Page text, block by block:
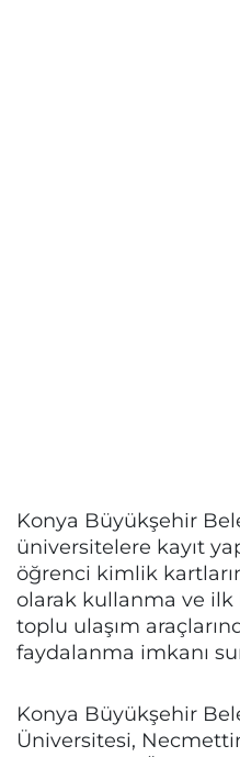
Konya Büyükşehir
üniversitelere kayıt
öğrenci kimlik
olarak kullanma ve
toplu ulaşım
faydalanma imkanı
Konya Büyükşehir
Üniversitesi,